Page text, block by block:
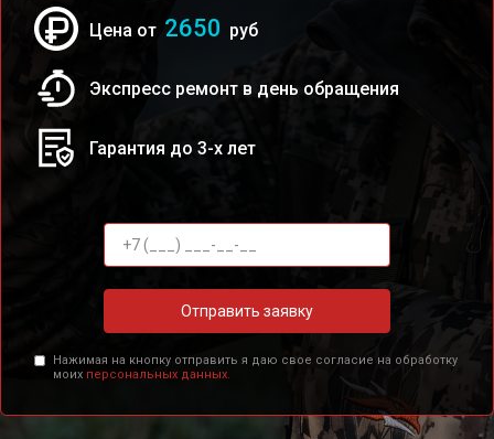
Цена от 2650 руб
Экспресс ремонт в день обращения
Гарантия до 3-х лет
Отправить заявку
Нажимая на кнопку отправить я даю свое согласие на обработку
моих персональных данных.